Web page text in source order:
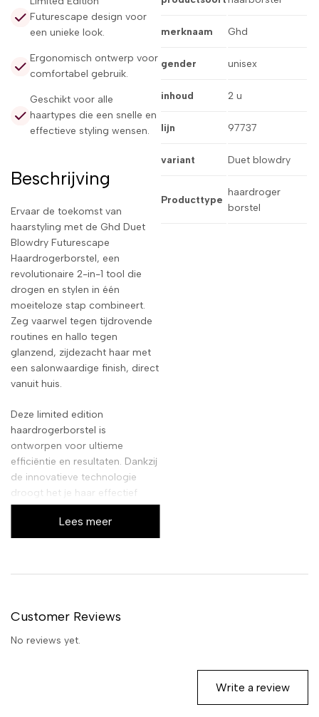
Futurescape design voor
een unieke look.
Ergonomisch ontwerp voor
comfortabel gebruik.
Geschikt voor alle
haartypes die een snelle en
effectieve styling wensen.
Beschrijving
Ervaar de toekomst van
haarstyling met de Ghd Duet
Blowdry Futurescape
Haardrogerborstel, een
revolutionaire 2-in-1 tool die
drogen en stylen in één
moeiteloze stap combineert.
Zeg vaarwel tegen tijdrovende
routines en hallo tegen
glanzend, zijdezacht haar met
een salonwaardige finish, direct
vanuit huis.
Deze limited edition
haardrogerborstel is
ontworpen voor ultieme
efficiëntie en resultaten. Dankzij
de innovatieve technologie
droogt het je haar effectief
terwijl de borstelharen het haar
gladmaken en vormgeven, voor
een perfect gestylede look
vormgeving zorgt voor een
Lees meer
merknaam Ghd
gender unisex
inhoud 2 u
lijn 97737
variant Duet blowdry
Producttype
haardroger
borstel
Customer Reviews
No reviews yet.
Write a review